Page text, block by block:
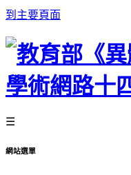
到主要頁面
☰
網站選單